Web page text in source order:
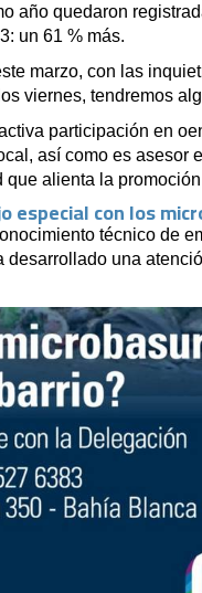
año quedaron
un 61 % más.
marzo, con las
viernes, tendremos
participación en
así como es asesor
que alienta la
especial con los
técnico de
desarrollado una